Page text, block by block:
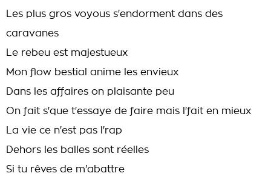
Les plus gros voyous s'endorment dans des
caravanes
Le rebeu est majestueux
Mon flow bestial anime les envieux
Dans les affaires on plaisante peu
On fait s'que t'essaye de faire mais l'fait en mieux
La vie ce n'est pas l'rap
Dehors les balles sont réelles
Si tu rêves de m'abattre